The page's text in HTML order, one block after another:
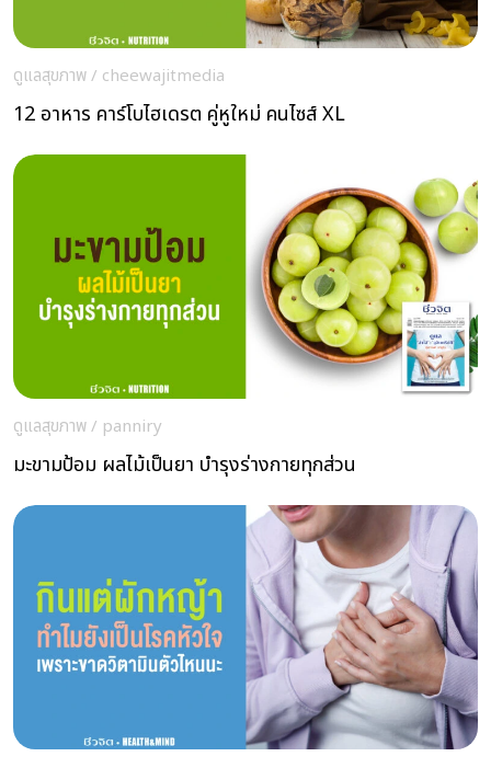
ดูแลสุขภาพ/ cheewajitmedia
12 อาหาร คาร์โบไฮเดรต คู่หูใหม่ คนไซส์ XL
ดูแลสุขภาพ/ panniry
มะขามป้อม ผลไม้เป็นยา บำรุงร่างกายทุกส่วน